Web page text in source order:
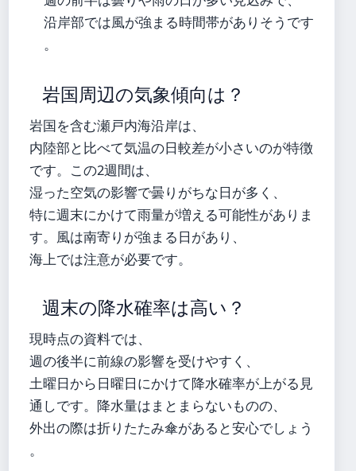
沿岸部では風が強まる時間帯がありそうです
。
岩国周辺の気象傾向は？
岩国を含む瀬戸内海沿岸は、
内陸部と比べて気温の日較差が小さいのが特徴
です。この2週間は、
湿った空気の影響で曇りがちな日が多く、
特に週末にかけて雨量が増える可能性がありま
す。風は南寄りが強まる日があり、
海上では注意が必要です。
週末の降水確率は高い？
現時点の資料では、
週の後半に前線の影響を受けやすく、
土曜日から日曜日にかけて降水確率が上がる見
通しです。降水量はまとまらないものの、
外出の際は折りたたみ傘があると安心でしょう
。